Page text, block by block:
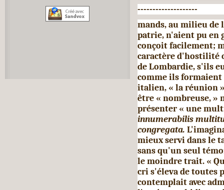
--------------------
mands, au milieu de
patrie, n'aient pu en
conçoit facilement;
caractère d'hostilité
de Lombardie, s'ils
comme ils
italien, « la réunion
être « nombreuse, »
présenter « une
innumerabilis
congregata.
mieux servi dans le
sans qu'un seul
le moindre trait. «
cri s'éleva de toutes
contemplait avec